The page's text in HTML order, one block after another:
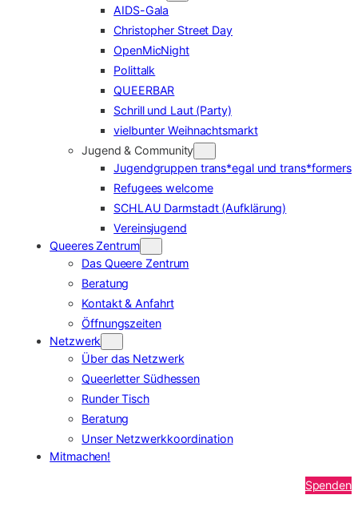
AIDS-Gala
Christopher Street Day
OpenMicNight
Polittalk
QUEERBAR
Schrill und Laut (Party)
vielbunter Weihnachtsmarkt
Jugend & Community
Jugendgruppen trans*egal und trans*formers
Refugees welcome
SCHLAU Darmstadt (Aufklärung)
Vereinsjugend
Queeres Zentrum
Das Queere Zentrum
Beratung
Kontakt & Anfahrt
Öffnungszeiten
Netzwerk
Über das Netzwerk
Queerletter Südhessen
Runder Tisch
Beratung
Unser Netzwerkkoordination
Mitmachen!
Spenden